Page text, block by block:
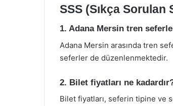
SSS (Sıkça Sorulan
1. Adana Mersin tren
Adana Mersin arasında tren
seferler de düzenlenmektedir.
2. Bilet fiyatları ne
Bilet fiyatları, seferin tipine ve